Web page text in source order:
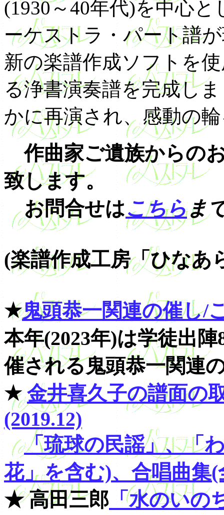
(1930～40年代)を中心
ーケストラ・パート譜
新の楽譜作成ソフトを
る浄書演奏譜を完成し
かに再演され、感動の
作曲家ご遺族からの
致します。
お問合せはこちらま
(楽譜作成工房「ひなあ
★鬼頭恭一関連の催し/
本年(2023年)は学徒出
催される鬼頭恭一関連
★金井喜久子の譜面の
(2019.12)
「琉球の民謡」、「
花」を含む)、合唱曲集(
★ 高田三郎 「水のいの